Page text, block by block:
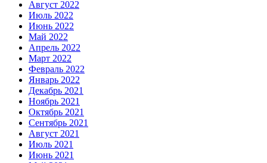
Август 2022
Июль 2022
Июнь 2022
Май 2022
Апрель 2022
Март 2022
Февраль 2022
Январь 2022
Декабрь 2021
Ноябрь 2021
Октябрь 2021
Сентябрь 2021
Август 2021
Июль 2021
Июнь 2021